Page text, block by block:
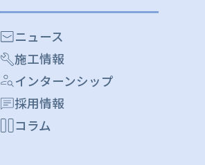
ニュース
施工情報
インターンシップ
採用情報
コラム